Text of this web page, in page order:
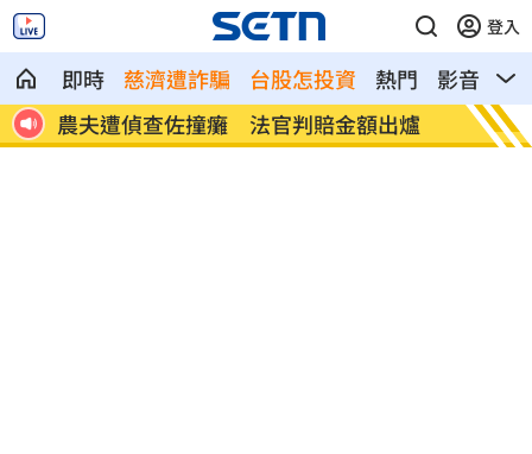
登入
即時 慈濟遭詐騙 台股怎投資 熱門 影音
熱
花
農夫遭偵查佐撞癱 法官判賠金額出爐 矽晶